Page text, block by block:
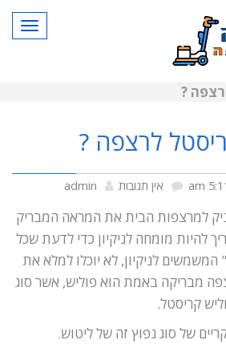
?
לרצפה ?
אין תגובות admin
למרצפות הבית את המראה המבריק
להיות מומחה לניקיון כדי לדעת שכל
לניקיון, לא יוכלו למלא את
מבריקה באמת הוא פוליש, אשר סוג
קריסטל.
של סוג נפוץ זה של ליטוש.